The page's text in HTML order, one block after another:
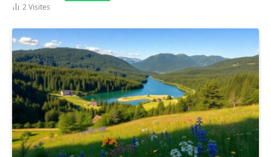
2Visites